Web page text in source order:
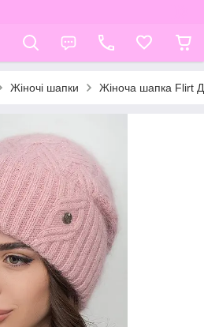
Жіночі шапки Жіноча шапка Flirt